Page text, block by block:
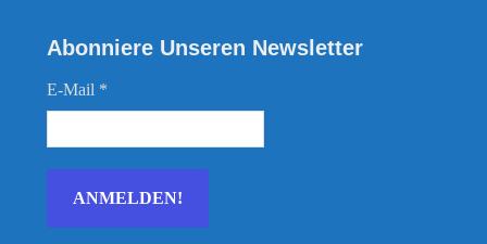
Abonniere Unseren Newsletter
E-Mail *